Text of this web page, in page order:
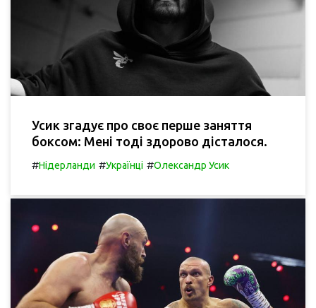
Усик згадує про своє перше заняття
боксом: Мені тоді здорово дісталося.
#Нідерланди #Українці #Олександр Усик